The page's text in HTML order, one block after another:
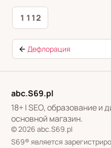
1 112
Дефлорация
abc.S69.pl
18+ | SEO, образование и
основной магазин.
© 2026 abc.S69.pl
S69® является